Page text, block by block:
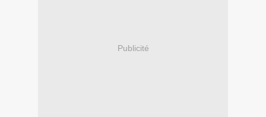
Publicité